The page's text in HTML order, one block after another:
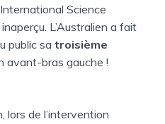
International Science
L’Australien a fait
public sa troisième
avant-bras gauche !
lors de l’intervention